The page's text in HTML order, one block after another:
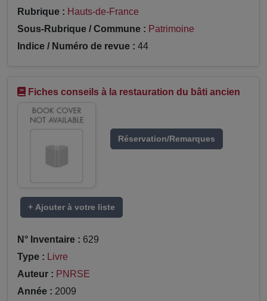
Rubrique : Hauts-de-France
Sous-Rubrique / Commune : Patrimoine
Indice / Numéro de revue : 44
Fiches conseils à la restauration du bâti ancien
Réservation/Remarques
+ Ajouter à votre liste
N° Inventaire : 629
Type : Livre
Auteur : PNRSE
Année : 2009